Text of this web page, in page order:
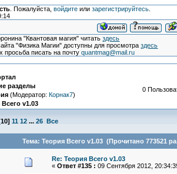
. Пожалуйста, войдитеили зарегистрируйтесь.
"Квантовая магия" читатьздесь
"Физика Магии" доступны для просмотраздесь
просьба писать на почтуquantmag@mail.ru
разделы
(Модератор: Корнак7)
v1.03
0
10] 11 12 ... 26 Все
Тема: Теория Всего v1.03 (Прочитано 773521
Re: Теория Всего v1.03
« Ответ #135 : 09 Сентября 2012,